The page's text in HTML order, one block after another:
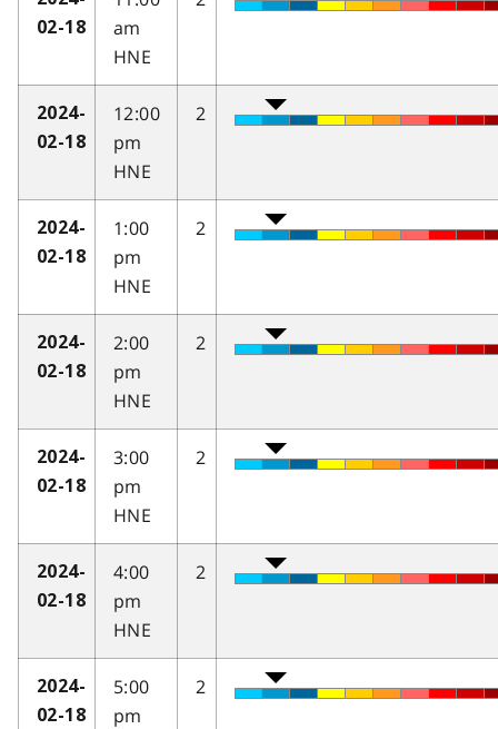
02-18
am
HNE
2024-
02-18
12:00
pm
HNE
2
2024-
02-18
1:00
pm
HNE
2
2024-
02-18
2:00
pm
HNE
2
2024-
02-18
3:00
pm
HNE
2
2024-
02-18
4:00
pm
HNE
2
2024-
02-18
5:00
pm
2